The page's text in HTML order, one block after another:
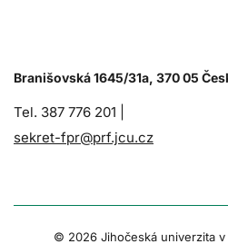
Branišovská 1645/31a, 370 05
Tel. 387 776 201 |
sekret-fpr@prf.jcu.cz
© 2026 Jihočeská univerzita